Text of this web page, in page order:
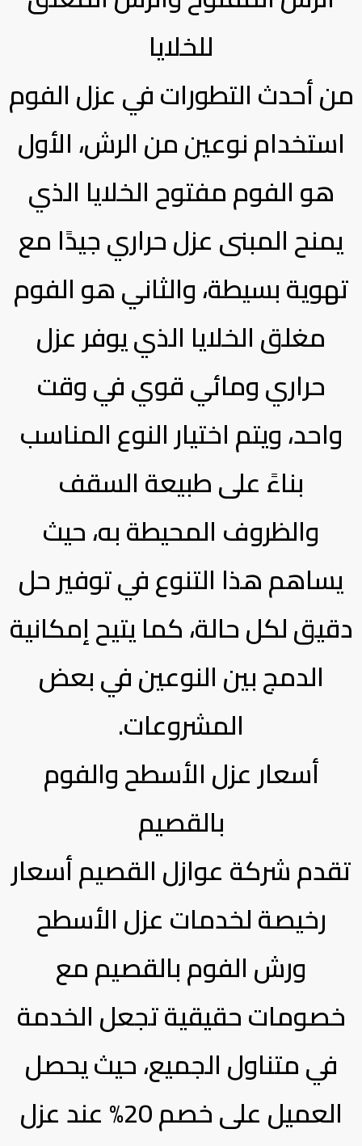
للخلايا
من أحدث التطورات في عزل الفوم
استخدام نوعين من الرش، الأول
هو الفوم مفتوح الخلايا الذي
يمنح المبنى عزل حراري جيدًا مع
تهوية بسيطة، والثاني هو الفوم
مغلق الخلايا الذي يوفر عزل
حراري ومائي قوي في وقت
واحد، ويتم اختيار النوع المناسب
بناءً على طبيعة السقف
والظروف المحيطة به، حيث
يساهم هذا التنوع في توفير حل
دقيق لكل حالة، كما يتيح إمكانية
الدمج بين النوعين في بعض
المشروعات.
أسعار عزل الأسطح والفوم
بالقصيم
تقدم شركة عوازل القصيم أسعار
رخيصة لخدمات عزل الأسطح
ورش الفوم بالقصيم مع
خصومات حقيقية تجعل الخدمة
في متناول الجميع، حيث يحصل
العميل على خصم 20% عند عزل